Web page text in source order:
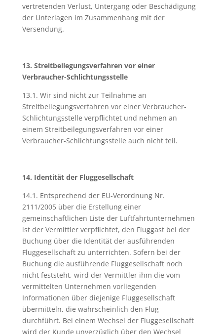
vertretenden Verlust, Untergang oder Beschädigung
der Unterlagen im Zusammenhang mit der
Versendung.
13. Streitbeilegungsverfahren vor einer
Verbraucher-Schlichtungsstelle
13.1. Wir sind nicht zur Teilnahme an
Streitbeilegungsverfahren vor einer Verbraucher-
Schlichtungsstelle verpflichtet und nehmen an
einem Streitbeilegungsverfahren vor einer
Verbraucher-Schlichtungsstelle auch nicht teil.
14. Identität der Fluggesellschaft
14.1. Entsprechend der EU-Verordnung Nr.
2111/2005 über die Erstellung einer
gemeinschaftlichen Liste der Luftfahrtunternehmen
ist der Vermittler verpflichtet, den Fluggast bei der
Buchung über die Identität der ausführenden
Fluggesellschaft zu unterrichten. Sofern bei der
Buchung die ausführende Fluggesellschaft noch
nicht feststeht, wird der Vermittler ihm die vom
vermittelten Unternehmen vorliegenden
Informationen über diejenige Fluggesellschaft
übermitteln, die wahrscheinlich den Flug
durchführt. Bei einem Wechsel der Fluggesellschaft
wird der Kunde unverzüglich über den Wechsel